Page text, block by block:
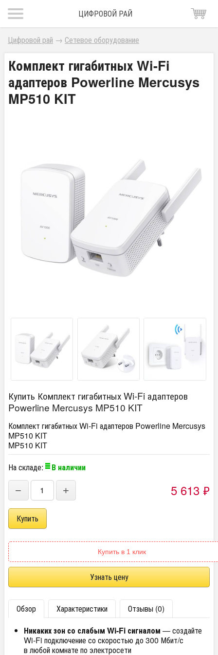
ЦИФРОВОЙ РАЙ
Цифровой рай → Сетевое оборудование
Комплект гигабитных Wi-Fi
адаптеров Powerline Mercusys
MP510 KIT
Купить Комплект гигабитных Wi-Fi адаптеров
Powerline Mercusys MP510 KIT
Комплект гигабитных Wi-Fi адаптеров Powerline Mercusys
MP510 KIT
MP510 KIT
На складе:
В наличии
− + 5 613 ₽
Купить в 1 клик
Узнать цену
Обзор Характеристики
Отзывы (0)
Никаких зон со слабым Wi-Fi сигналом — создайте
Wi‑Fi подключение со скоростью до 300 Мбит/с
в любой комнате по электросети